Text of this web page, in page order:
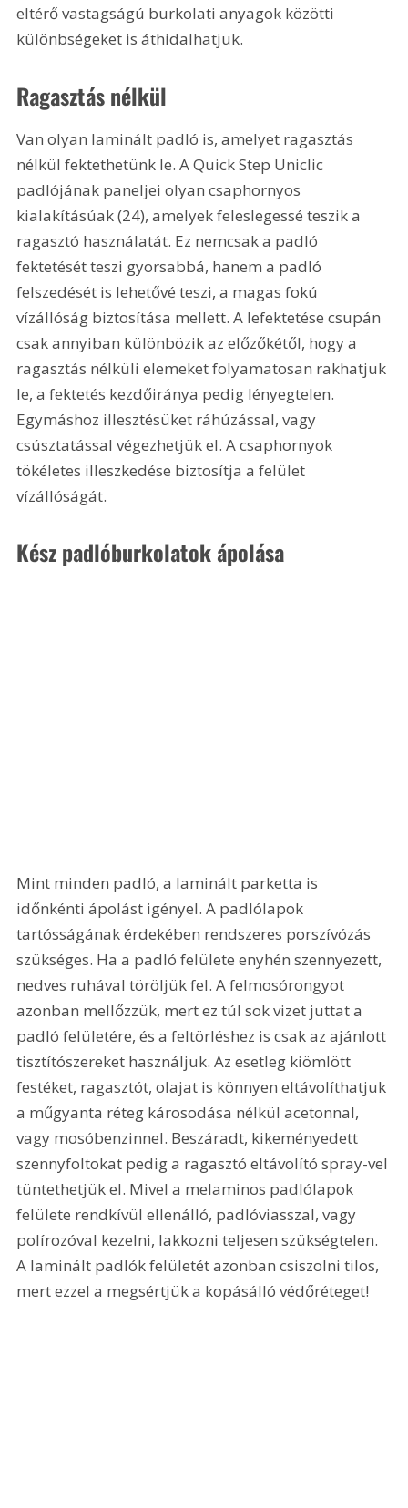
eltérő vastagságú burkolati anyagok közötti
különbségeket is áthidalhatjuk.
Ragasztás nélkül
Van olyan laminált padló is, amelyet ragasztás
nélkül fektethetünk le. A Quick Step Uniclic
padlójának paneljei olyan csaphornyos
kialakításúak (24), amelyek feleslegessé teszik a
ragasztó használatát. Ez nemcsak a padló
fektetését teszi gyorsabbá, hanem a padló
felszedését is lehetővé teszi, a magas fokú
vízállóság biztosítása mellett. A lefektetése csupán
csak annyiban különbözik az előzőkétől, hogy a
ragasztás nélküli elemeket folyamatosan rakhatjuk
le, a fektetés kezdőiránya pedig lényegtelen.
Egymáshoz illesztésüket ráhúzással, vagy
csúsztatással végezhetjük el. A csaphornyok
tökéletes illeszkedése biztosítja a felület
vízállóságát.
Kész padlóburkolatok ápolása
Mint minden padló, a laminált parketta is
időnkénti ápolást igényel. A padlólapok
tartósságának érdekében rendszeres porszívózás
szükséges. Ha a padló felülete enyhén szennyezett,
nedves ruhával töröljük fel. A felmosórongyot
azonban mellőzzük, mert ez túl sok vizet juttat a
padló felületére, és a feltörléshez is csak az ajánlott
tisztítószereket használjuk. Az esetleg kiömlött
festéket, ragasztót, olajat is könnyen eltávolíthatjuk
a műgyanta réteg károsodása nélkül acetonnal,
vagy mosóbenzinnel. Beszáradt, kikeményedett
szennyfoltokat pedig a ragasztó eltávolító spray-vel
tüntethetjük el. Mivel a melaminos padlólapok
felülete rendkívül ellenálló, padlóviasszal, vagy
polírozóval kezelni, lakkozni teljesen szükségtelen.
A laminált padlók felületét azonban csiszolni tilos,
mert ezzel a megsértjük a kopásálló védőréteget!